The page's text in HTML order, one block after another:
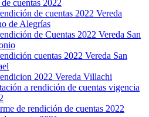
cuentas 2022
de cuentas 2022 Vereda
de Alegrías
de Cuentas 2022 Vereda San
cuentas 2022 Vereda San
2022 Vereda Villachi
a rendición de cuentas vigencia
de rendición de cuentas 2022